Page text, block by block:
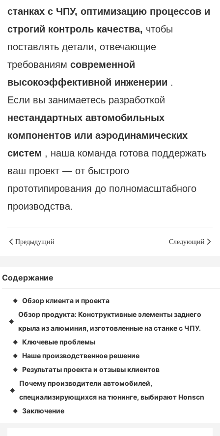
станках с ЧПУ, оптимизацию процессов и
строгий контроль качества, чтобы
поставлять детали, отвечающие
требованиям современной
высокоэффективной инженерии .
Если вы занимаетесь разработкой
нестандартных автомобильных
компонентов или аэродинамических
систем , наша команда готова поддержать
ваш проект — от быстрого
прототипирования до полномасштабного
производства.
Предыдущий Следующий
Содержание
◆ Обзор клиента и проекта
◆
Обзор продукта: Конструктивные элементы заднего
крыла из алюминия, изготовленные на станке с ЧПУ.
◆ Ключевые проблемы
◆ Наше производственное решение
◆ Результаты проекта и отзывы клиентов
◆
Почему производители автомобилей,
специализирующихся на тюнинге, выбирают Honscn
◆ Заключение